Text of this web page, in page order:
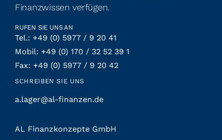
Finanzwissen verfügen.
RUFEN SIE UNS AN
Tel.: +49 (0) 5977 / 9 20 41
Mobil: +49 (0) 170 / 32 52 39 1
Fax: +49 (0) 5977 / 9 20 42
SCHREIBEN SIE UNS
a.lager@al-finanzen.de
AL Finanzkonzepte GmbH